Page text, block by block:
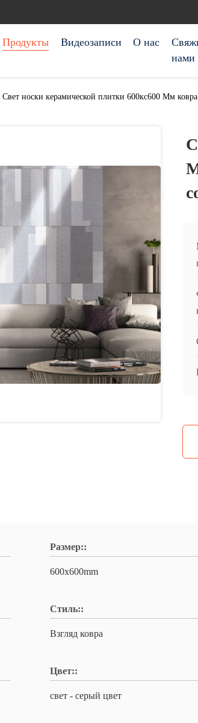
Продукты Видеозаписи О нас
нами
Свет носки керамической плитки 600кс600 Мм
Размер::
600x600mm
Стиль::
Взгляд ковра
Цвет::
свет - серый цвет